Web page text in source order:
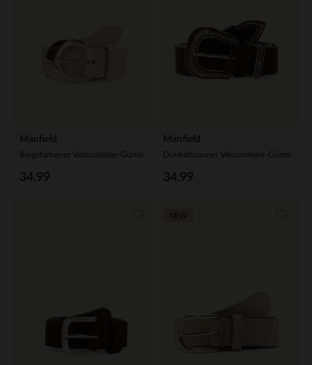
Manfield
Beigefarbener Veloursleder-Gürtel
34.99
Manfield
Dunkelbrauner Veloursleder-Gürtel
34.99